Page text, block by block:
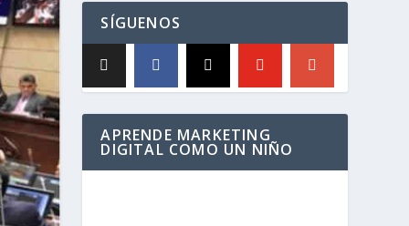
SÍGUENOS
APRENDE MARKETING
DIGITAL COMO UN NIÑO